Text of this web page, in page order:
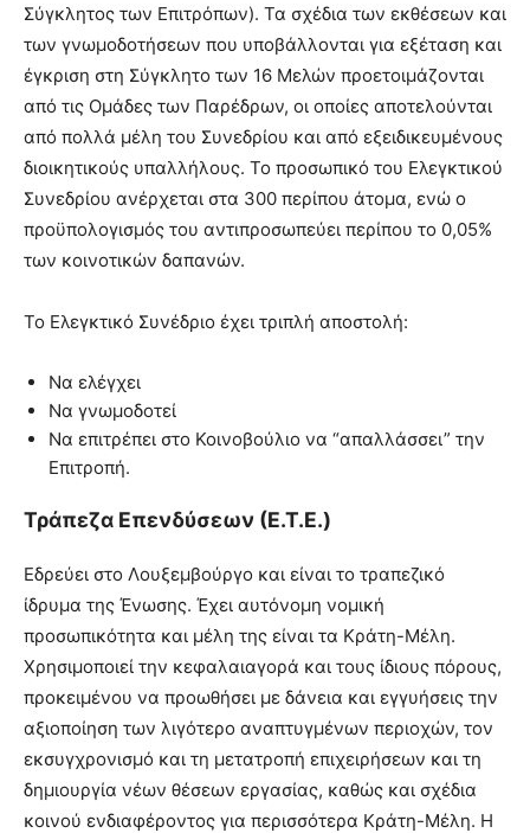
Σύγκλητος των Επιτρόπων). Τα σχέδια των εκθέσεων και
των γνωμοδοτήσεων που υποβάλλονται για εξέταση και
έγκριση στη Σύγκλητο των 16 Μελών προετοιμάζονται
από τις Ομάδες των Παρέδρων, οι οποίες αποτελούνται
από πολλά μέλη του Συνεδρίου και από εξειδικευμένους
διοικητικούς υπαλλήλους. Το προσωπικό του Ελεγκτικού
Συνεδρίου ανέρχεται στα 300 περίπου άτομα, ενώ ο
προϋπολογισμός του αντιπροσωπεύει περίπου το 0,05%
των κοινοτικών δαπανών.
Το Ελεγκτικό Συνέδριο έχει τριπλή αποστολή:
Να ελέγχει
Να γνωμοδοτεί
Να επιτρέπει στο Κοινοβούλιο να “απαλλάσσει” την
Επιτροπή.
Τράπεζα Επενδύσεων (Ε.Τ.Ε.)
Εδρεύει στο Λουξεμβούργο και είναι το τραπεζικό
ίδρυμα της Ένωσης. Έχει αυτόνομη νομική
προσωπικότητα και μέλη της είναι τα Κράτη-Μέλη.
Χρησιμοποιεί την κεφαλαιαγορά και τους ίδιους πόρους,
προκειμένου να προωθήσει με δάνεια και εγγυήσεις την
αξιοποίηση των λιγότερο αναπτυγμένων περιοχών, τον
εκσυγχρονισμό και τη μετατροπή επιχειρήσεων και τη
δημιουργία νέων θέσεων εργασίας, καθώς και σχέδια
κοινού ενδιαφέροντος για περισσότερα Κράτη-Μέλη. Η